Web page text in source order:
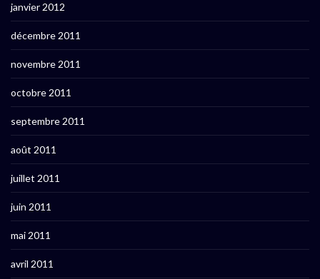
janvier 2012
décembre 2011
novembre 2011
octobre 2011
septembre 2011
août 2011
juillet 2011
juin 2011
mai 2011
avril 2011